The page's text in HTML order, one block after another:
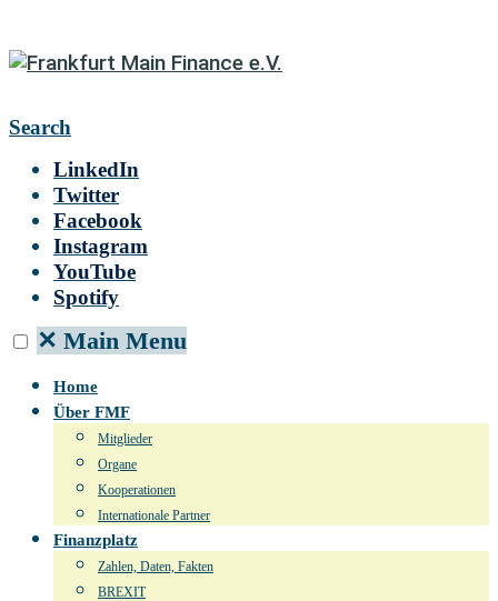
Search
LinkedIn
Twitter
Facebook
Instagram
YouTube
Spotify
✕ Main Menu
Home
Über FMF
Mitglieder
Organe
Kooperationen
Internationale Partner
Finanzplatz
Zahlen, Daten, Fakten
BREXIT